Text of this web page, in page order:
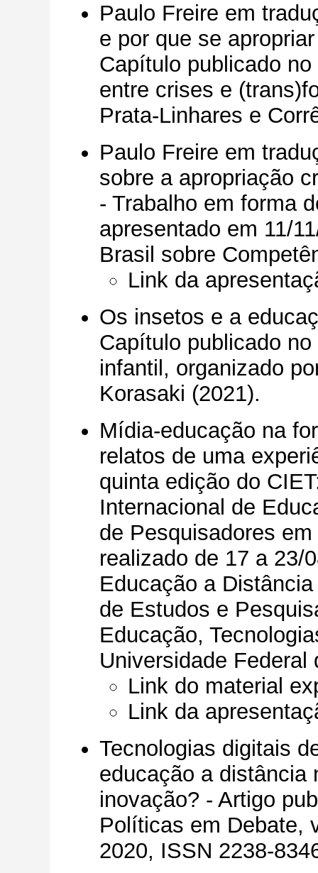
Paulo Freire em
e por que se
Capítulo publicado
entre crises e
Prata-Linhares e
Paulo Freire em
sobre a apropriação
- Trabalho em forma
apresentado em 11/
Brasil sobre
Link da
Os insetos e a
Capítulo publicado
infantil, organizado
Korasaki (2021).
Mídia-educação na
relatos de uma
quinta edição do
Internacional de
de Pesquisadores
realizado de 17 a 23/
Educação a
de Estudos e
Educação,
Universidade Federal
Link do material
Link da
Tecnologias digitais
educação a distância
inovação? - Artigo
Políticas em Debate,
2020, ISSN 2238-